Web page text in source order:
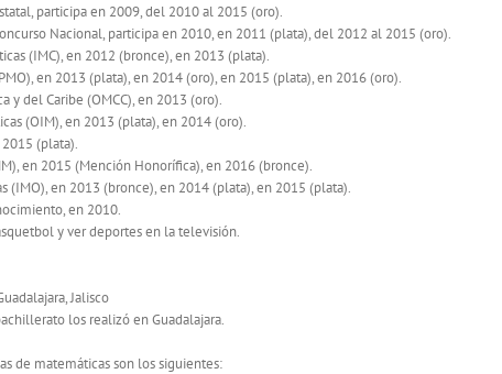
participa en 2009, del 2010 al 2015 (oro).
Nacional, participa en 2010, en 2011 (plata), del 2012 al 2015 (oro).
(IMC), en 2012 (bronce), en 2013 (plata).
en 2013 (plata), en 2014 (oro), en 2015 (plata), en 2016 (oro).
y del Caribe (OMCC), en 2013 (oro).
(OIM), en 2013 (plata), en 2014 (oro).
(plata).
en 2015 (Mención Honorífica), en 2016 (bronce).
en 2013 (bronce), en 2014 (plata), en 2015 (plata).
en 2010.
y ver deportes en la televisión.
Jalisco
los realizó en Guadalajara.
de matemáticas son los siguientes: